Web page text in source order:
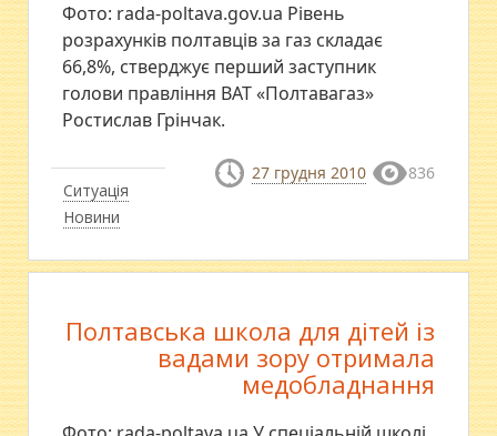
Ситуація
Новини
Фото: rada-poltava.gov.ua Рівень
розрахунків полтавців за газ складає
66,8%, стверджує перший заступник
голови правління ВАТ «Полтавагаз»
Ростислав Грінчак.
27 грудня 2010 836
Полтавська школа для дітей із
вадами зору отримала
медобладнання